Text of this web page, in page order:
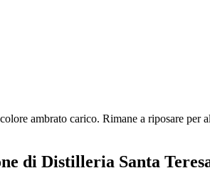
ambrato carico. Rimane a riposare
di Distilleria Santa